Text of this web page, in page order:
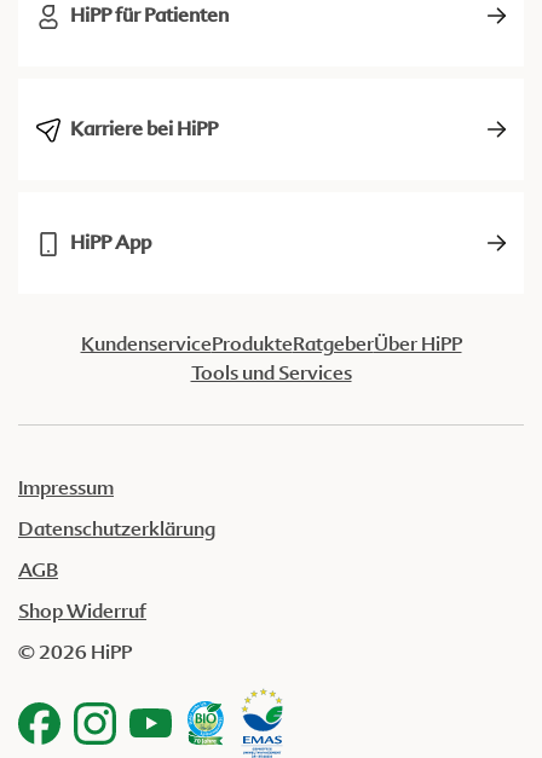
HiPP für Patienten
Karriere bei HiPP
HiPP App
KundenserviceProdukteRatgeberÜber HiPP
Tools und Services
Impressum
Datenschutzerklärung
AGB
Shop Widerruf
© 2026 HiPP